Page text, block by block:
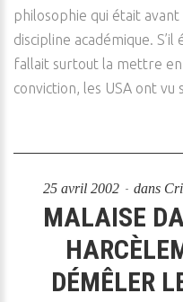
philosophie qui était
discipline académique. S’il
fallait surtout la mettre
conviction, les USA ont
25 avril 2002 dans
MALAISE
DÉMÊLER